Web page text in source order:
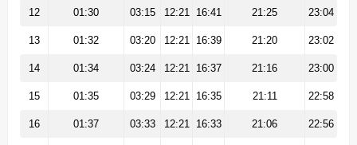
12 01:30 03:15 12:21 16:41 21:25 23:04
13 01:32 03:20 12:21 16:39 21:20 23:02
14 01:34 03:24 12:21 16:37 21:16 23:00
15 01:35 03:29 12:21 16:35 21:11 22:58
16 01:37 03:33 12:21 16:33 21:06 22:56